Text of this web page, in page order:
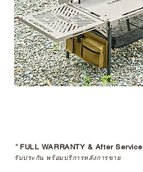
*FULL WARRANTY & After Service
รับประกัน พร้อมบริการหลังการขาย